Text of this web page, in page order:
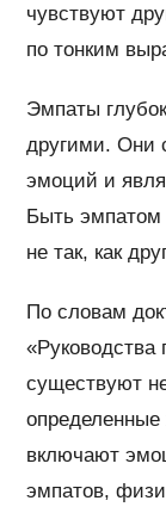
чувствуют
по тонким
Эмпаты
другими. Они
эмоций и
Быть эмпатом
не так, как
По словам
существуют
определенные
включают
эмпатов,